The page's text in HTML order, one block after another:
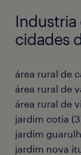
Industria
cidades
área rural de
área rural de
área rural de
jardim cotia (3
jardim
jardim nova